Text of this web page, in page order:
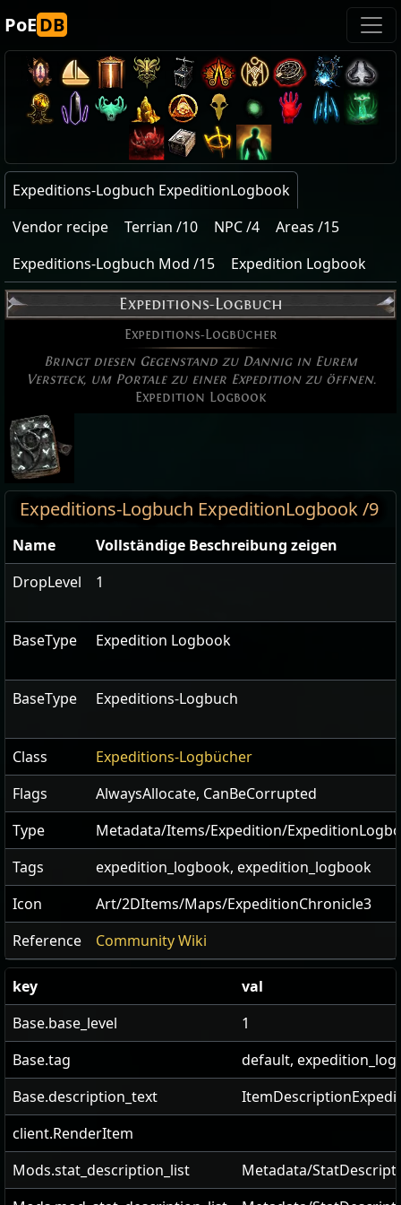
PoEDB
Expeditions-Logbuch ExpeditionLogbook
Vendor recipe
Terrian /10 NPC /4
Areas /15
Expeditions-Logbuch Mod /15
Expedition Logbook
Expeditions-Logbuch
Expeditions-Logbücher
Bringt diesen Gegenstand zu Dannig in Eurem
Versteck, um Portale zu einer Expedition zu öffnen.
Expedition Logbook
Expeditions-Logbuch ExpeditionLogbook /9
Name
Vollständige Beschreibung zeigen
DropLevel
1
BaseType Expedition Logbook
BaseType Expeditions-Logbuch
Class
Expeditions-Logbücher
Flags
AlwaysAllocate, CanBeCorrupted
Type
Metadata/Items/Expedition/
Tags
expedition_logbook, expedition_logbook
Icon
Art/2DItems/Maps/ExpeditionChronicle3
Reference
Community Wiki
key
val
Base.base_level
1
Base.tag
default,
Base.description_text
client.RenderItem
Mods.stat_description_list
Metadata/